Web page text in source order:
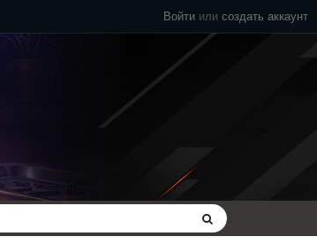
Войти или создать аккаунт